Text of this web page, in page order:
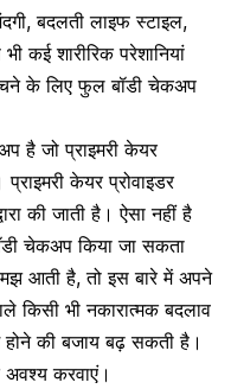
बदलती लाइफ स्टाइल,
कई शारीरिक परेशानियां
के लिए फुल बॉडी चेकअप
है जो प्राइमरी केयर
केयर प्रोवाइडर
की जाती है। ऐसा नहीं है
चेकअप किया जा सकता
आती है, तो इस बारे में अपने
किसी भी नकारात्मक बदलाव
की बजाय बढ़ सकती है।
करवाएं।